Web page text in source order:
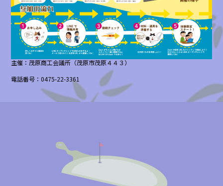
主催：茂原商工会議所（茂原市茂原４４３）
電話番号：0475-22-3361